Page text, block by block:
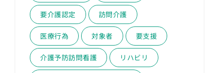
要介護認定 訪問介護
医療行為 対象者 要支援
介護予防訪問看護 リハビリ